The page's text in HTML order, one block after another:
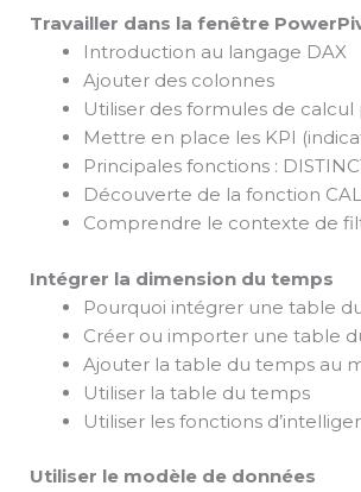
Travailler dans la fenêtre
Introduction au langage DAX
Ajouter des colonnes
Utiliser des formules de
Mettre en place les KPI
Principales fonctions :
Découverte de la fonction
Comprendre le contexte de
Intégrer la dimension du temps
Pourquoi intégrer une table
Créer ou importer une table
Ajouter la table du temps au
Utiliser la table du temps
Utiliser les fonctions
Utiliser le modèle de données